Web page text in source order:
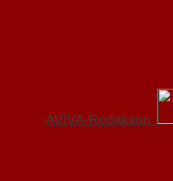
AVIVA-Redaktion